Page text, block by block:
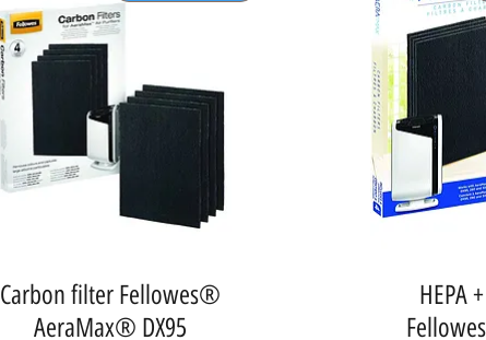
HEPA
Carbon filter Fellowes®
AeraMax® DX95